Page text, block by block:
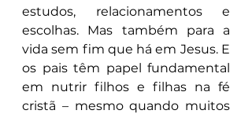
estudos, relacionamentos e
escolhas. Mas também para a
vida sem fim que há em Jesus. E
os pais têm papel fundamental
em nutrir filhos e filhas na fé
cristã – mesmo quando muitos